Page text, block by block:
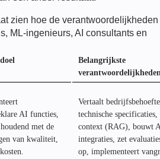
zien hoe de verantwoordelijkheden
s, ML-ingenieurs, AI consultants en
Belangrijkste
AI functies,
met de
van kwaliteit,
Vertaalt
technische
context (RAG), bouwt
integraties, zet
op, implementeert